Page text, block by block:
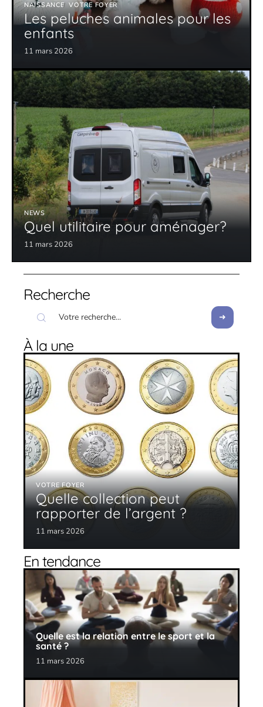
NAISSANCE VOTRE FOYER
Les peluches animales pour les
enfants
11 mars 2026
NEWS
Quel utilitaire pour aménager?
11 mars 2026
Recherche
À la une
VOTRE FOYER
Quelle collection peut
rapporter de l’argent ?
11 mars 2026
En tendance
Quelle est la relation entre le sport et la
santé ?
11 mars 2026